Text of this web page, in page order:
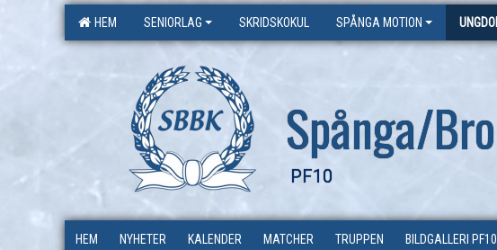
HEM SENIORLAG SKRIDSKOKUL SPÅNGA MOTION
Spånga/
PF10
HEM NYHETER KALENDER MATCHER TRUPPEN BILDGALLERI PF10